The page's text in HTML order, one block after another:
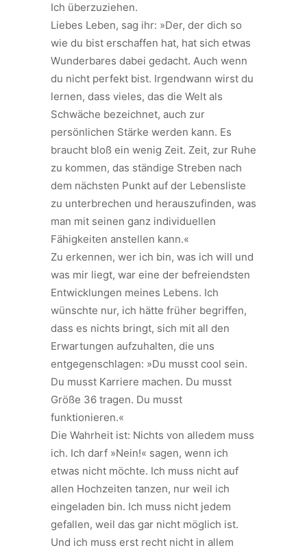
Ich überzuziehen.
Liebes Leben, sag ihr: »Der, der dich so
wie du bist erschaffen hat, hat sich etwas
Wunderbares dabei gedacht. Auch wenn
du nicht perfekt bist. Irgendwann wirst du
lernen, dass vieles, das die Welt als
Schwäche bezeichnet, auch zur
persönlichen Stärke werden kann. Es
braucht bloß ein wenig Zeit. Zeit, zur Ruhe
zu kommen, das ständige Streben nach
dem nächsten Punkt auf der Lebensliste
zu unterbrechen und herauszufinden, was
man mit seinen ganz individuellen
Fähigkeiten anstellen kann.«
Zu erkennen, wer ich bin, was ich will und
was mir liegt, war eine der befreiendsten
Entwicklungen meines Lebens. Ich
wünschte nur, ich hätte früher begriffen,
dass es nichts bringt, sich mit all den
Erwartungen aufzuhalten, die uns
entgegenschlagen: »Du musst cool sein.
Du musst Karriere machen. Du musst
Größe 36 tragen. Du musst
funktionieren.«
Die Wahrheit ist: Nichts von alledem muss
ich. Ich darf »Nein!« sagen, wenn ich
etwas nicht möchte. Ich muss nicht auf
allen Hochzeiten tanzen, nur weil ich
eingeladen bin. Ich muss nicht jedem
gefallen, weil das gar nicht möglich ist.
Und ich muss erst recht nicht in allem